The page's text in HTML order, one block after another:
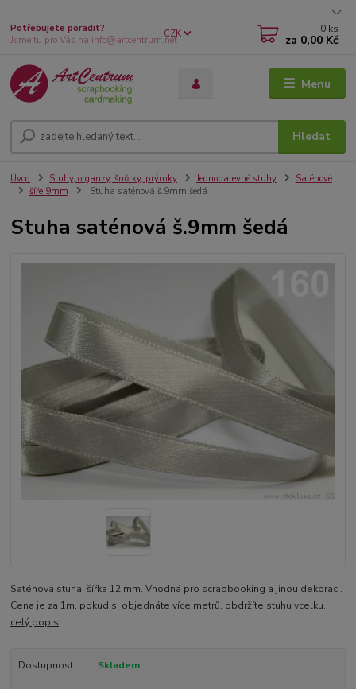
Menu
CZK
Hledat
Potřebujete poradit?
Jsme tu pro Vás na info@artcentrum.net
0 ks
za 0,00 Kč
Úvod Stuhy, organzy, šnůrky, prýmky Jednobarevné stuhy
Saténové
šíře 9mm
Stuha saténová š.9mm šedá
Stuha saténová š.9mm šedá
Saténová stuha, šířka 12 mm. Vhodná pro scrapbooking a jinou dekoraci.
Cena je za 1m, pokud si objednáte více metrů, obdržíte stuhu vcelku.
celý popis
Dostupnost Skladem